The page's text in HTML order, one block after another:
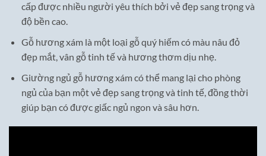
cấp được nhiều người yêu thích bởi vẻ đẹp sang trọng và
độ bền cao.
Gỗ hương xám là một loại gỗ quý hiếm có màu nâu đỏ
đẹp mắt, vân gỗ tinh tế và hương thơm dịu nhẹ.
Giường ngủ gỗ hương xám có thể mang lại cho phòng
ngủ của bạn một vẻ đẹp sang trọng và tinh tế, đồng thời
giúp bạn có được giấc ngủ ngon và sâu hơn.